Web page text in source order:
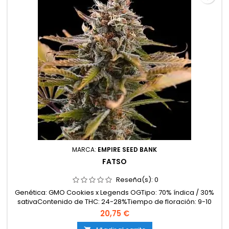
MARCA: EMPIRE SEED BANK
FATSO
Reseña(s): 0
Genética: GMO Cookies x Legends OGTipo: 70% índica / 30%
sativaContenido de THC: 24-28%Tiempo de floración: 9-10
semanas en interiorProducción en interior: 500-600
g/m²Producción en exterior: 700-950 g/planta (lista a
20,75 €